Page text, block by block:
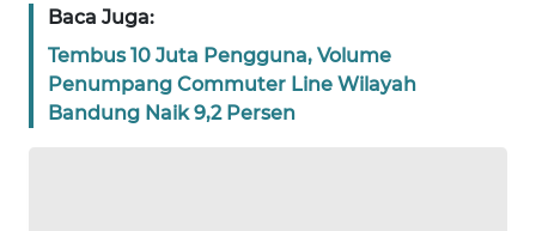
Baca Juga:
Tembus 10 Juta Pengguna, Volume
Penumpang Commuter Line Wilayah
Bandung Naik 9,2 Persen
WN
JAKARTA